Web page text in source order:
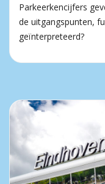
Parkeerkencijfers
de uitgangspunten,
geïnterpreteerd?